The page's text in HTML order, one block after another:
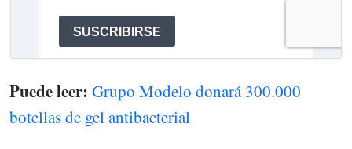
Puede leer: Grupo Modelo donará 300.000
botellas de gel antibacterial